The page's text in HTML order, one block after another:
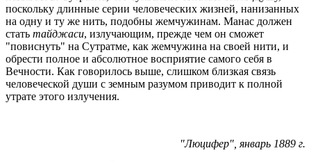
поскольку длинные серии человеческих жизней, нанизанных
на одну и ту же нить, подобны жемчужинам. Манас должен
стать тайджаси, излучающим, прежде чем он сможет
"повиснуть" на Сутратме, как жемчужина на своей нити, и
обрести полное и абсолютное восприятие самого себя в
Вечности. Как говорилось выше, слишком близкая связь
человеческой души с земным разумом приводит к полной
утрате этого излучения.
"Люцифер", январь 1889 г.